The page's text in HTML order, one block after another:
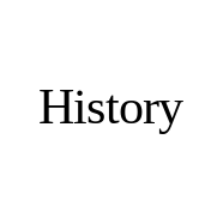
History